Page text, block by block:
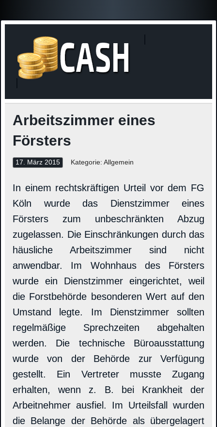
Arbeitszimmer eines
Försters
17. März 2015 Kategorie: Allgemein
In einem rechtskräftigen Urteil vor dem FG
Köln wurde das Dienstzimmer eines
Försters zum unbeschränkten Abzug
zugelassen. Die Einschränkungen durch das
häusliche Arbeitszimmer sind nicht
anwendbar. Im Wohnhaus des Försters
wurde ein Dienstzimmer eingerichtet, weil
die Forstbehörde besonderen Wert auf den
Umstand legte. Im Dienstzimmer sollten
regelmäßige Sprechzeiten abgehalten
werden. Die technische Büroausstattung
wurde von der Behörde zur Verfügung
gestellt. Ein Vertreter musste Zugang
erhalten, wenn z. B. bei Krankheit der
Arbeitnehmer ausfiel. Im Urteilsfall wurden
die Belange der Behörde als übergelagert